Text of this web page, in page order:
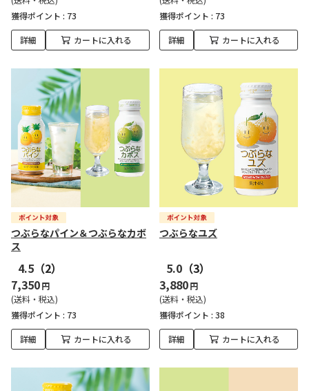
獲得ポイント : 73
詳細 カートに入れる
獲得ポイント : 73
詳細 カートに入れる
つぶらなパイン＆つぶらなカボ
ス
4.5 （2）
7,350円
(送料・税込)
獲得ポイント : 73
詳細 カートに入れる
つぶらなユズ
5.0 （3）
3,880円
(送料・税込)
獲得ポイント : 38
詳細 カートに入れる